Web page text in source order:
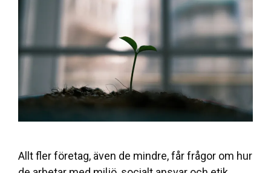
Allt fler företag, även de mindre, får frågor om hur